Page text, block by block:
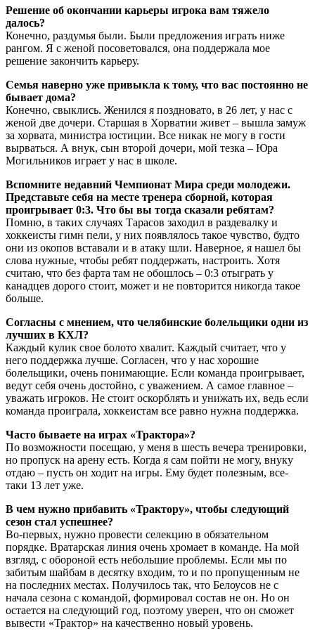
Решение об окончании карьеры игрока вам тяжело
далось?
Конечно, раздумья были. Были предложения играть ниже
рангом. Я с женой посоветовался, она поддержала мое
решение закончить карьеру.
Семья наверно уже привыкла к тому, что вас постоянно не
бывает дома?
Конечно, свыклись. Женился я поздновато, в 26 лет, у нас с
женой две дочери. Старшая в Хорватии живет – вышла замуж
за хорвата, министра юстиции. Все никак не могу в гости
вырваться. А внук, сын второй дочери, мой тезка – Юра
Могильников играет у нас в школе.
Вспомните недавний Чемпионат Мира среди молодежи.
Представьте себя на месте тренера сборной, которая
проигрывает 0:3. Что бы вы тогда сказали ребятам?
Помню, в таких случаях Тарасов заходил в раздевалку и
хоккеисты гимн пели, у них появлялось такое чувство, будто
они из окопов вставали и в атаку шли. Наверное, я нашел бы
слова нужные, чтобы ребят поддержать, настроить. Хотя
считаю, что без фарта там не обошлось – 0:3 отыграть у
канадцев дорого стоит, может и не повторится никогда такое
больше.
Согласны с мнением, что челябинские болельщики одни из
лучших в КХЛ?
Каждый кулик свое болото хвалит. Каждый считает, что у
него поддержка лучше. Согласен, что у нас хорошие
болельщики, очень понимающие. Если команда проигрывает,
ведут себя очень достойно, с уважением. А самое главное –
уважать игроков. Не стоит оскорблять и унижать их, ведь если
команда проиграла, хоккеистам все равно нужна поддержка.
Часто бываете на играх «Трактора»?
По возможности посещаю, у меня в шесть вечера тренировки,
но пропуск на арену есть. Когда я сам пойти не могу, внуку
отдаю – пусть он ходит на игры. Ему будет полезным, все-
таки 13 лет уже.
В чем нужно прибавить «Трактору», чтобы следующий
сезон стал успешнее?
Во-первых, нужно провести селекцию в обязательном
порядке. Вратарская линия очень хромает в команде. На мой
взгляд, с обороной есть небольшие проблемы. Если мы по
забитым шайбам в десятку входим, то и по пропущенным не
на последних местах. Получилось так, что Белоусов не с
начала сезона с командой, формировал состав не он. Но он
остается на следующий год, поэтому уверен, что он сможет
вывести «Трактор» на качественно новый уровень.